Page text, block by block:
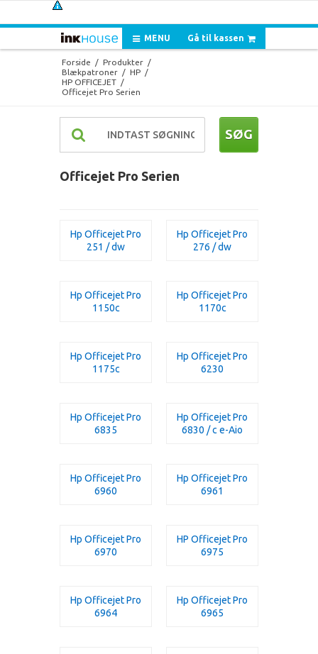
Gå til kassen
MENU
Forside / Produkter /
Blækpatroner / HP /
HP OFFICEJET /
Officejet Pro Serien
SØG
Officejet Pro Serien
Hp Officejet Pro
251 / dw
Hp Officejet Pro
276 / dw
Hp Officejet Pro
1150c
Hp Officejet Pro
1170c
Hp Officejet Pro
1175c
Hp Officejet Pro
6230
Hp Officejet Pro
6835
Hp Officejet Pro
6830 / c e-Aio
Hp Officejet Pro
6960
Hp Officejet Pro
6961
Hp Officejet Pro
6970
HP Officejet Pro
6975
Hp Officejet Pro
6964
Hp Officejet Pro
6965